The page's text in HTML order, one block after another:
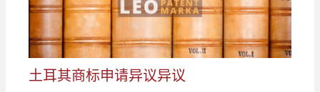
土耳其商标申请异议异议